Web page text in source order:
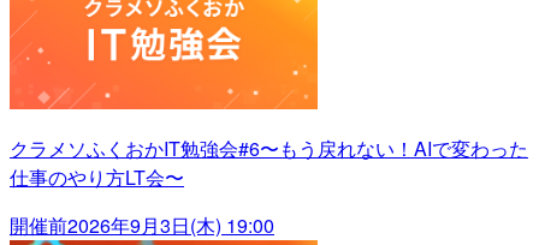
クラメソふくおかIT勉強会#6〜もう戻れない！AIで変わった
仕事のやり方LT会〜
開催前2026年9月3日(木) 19:00